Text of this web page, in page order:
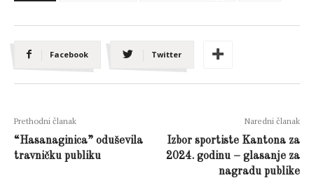
Facebook Twitter
Prethodni članak
“Hasanaginica” oduševila
travničku publiku
Naredni članak
Izbor sportiste Kantona za
2024. godinu – glasanje za
nagradu publike